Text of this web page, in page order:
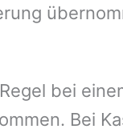
bei
Bei